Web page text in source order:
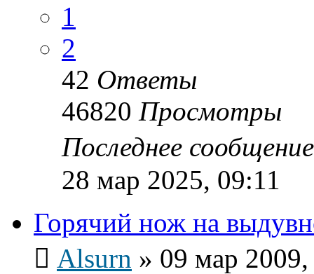
1
2
42 Ответы
46820 Просмотры
Последнее
28 мар 2025, 09:11
Горячий нож на
Alsurn » 09 мар